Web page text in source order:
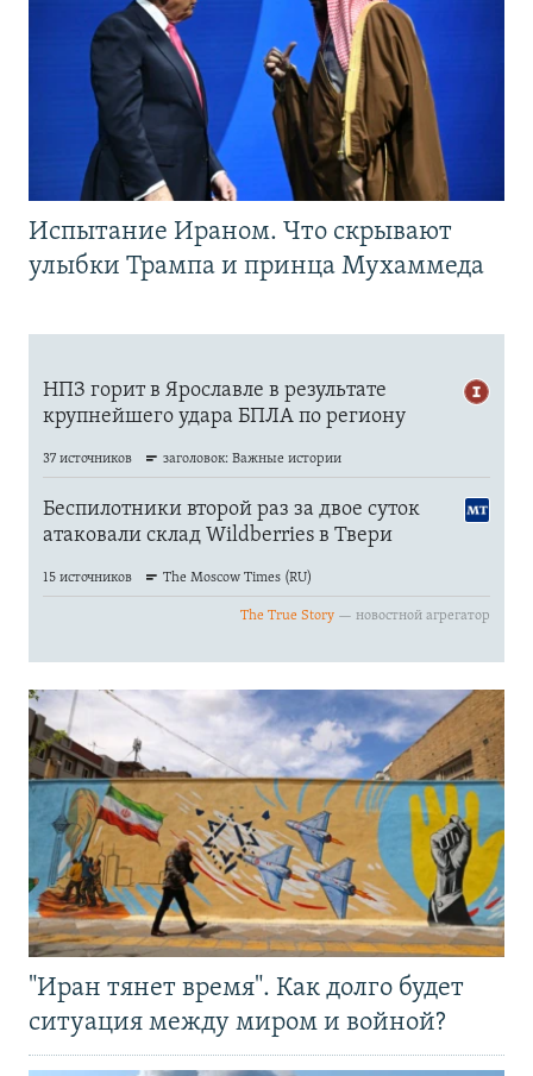
Испытание Ираном. Что скрывают
улыбки Трампа и принца Мухаммеда
"Иран тянет время". Как долго будет
ситуация между миром и войной?